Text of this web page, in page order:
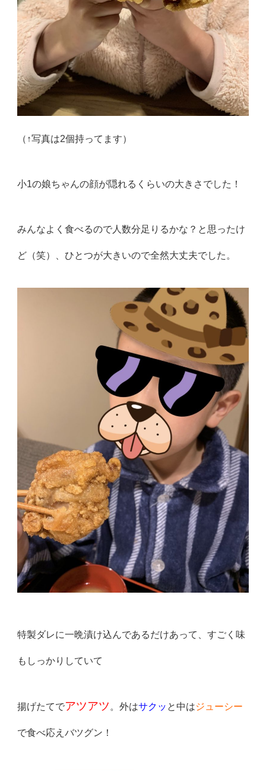
（↑写真は2個持ってます）
小1の娘ちゃんの顔が隠れるくらいの大きさでした！
みんなよく食べるので人数分足りるかな？と思ったけ
ど（笑）、ひとつが大きいので全然大丈夫でした。
特製ダレに一晩漬け込んであるだけあって、すごく味
もしっかりしていて
揚げたてでアツアツ 。外はサクッ と中はジューシー
で食べ応えバツグン！